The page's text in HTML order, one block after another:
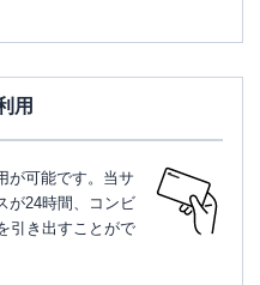
用
が可能です。当サ
が24時間、コンビ
引き出すことがで